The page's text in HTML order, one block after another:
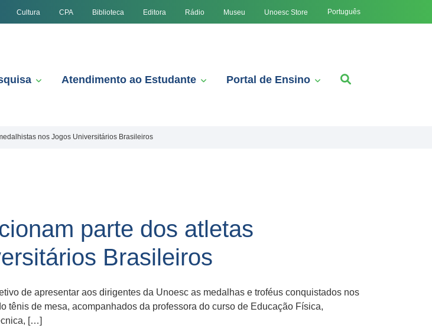
Cultura CPA Biblioteca Editora Rádio Museu Unoesc Store Português
Atendimento ao Estudante Portal de Ensino
nos Jogos Universitários Brasileiros
parte dos atletas
Brasileiros
de apresentar aos dirigentes da Unoesc as medalhas e troféus conquistados nos
de mesa, acompanhados da professora do curso de Educação Física,
[…]